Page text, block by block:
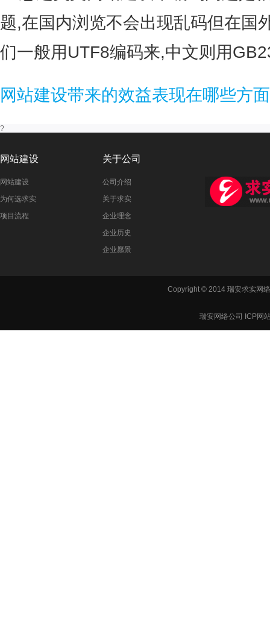
题,在国内浏览不会出现乱码但在国
们一般用UTF8编码来,中文则用
网站建设带来的效益表现在哪些方面
?
网站建设
网站建设
为何选求实
项目流程
关于公司
公司介绍
关于求实
企业理念
企业历史
企业愿景
Copyright © 2014 瑞安求实网
瑞安网络公司 ICP网